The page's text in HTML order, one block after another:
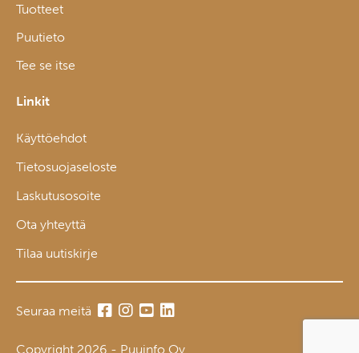
Tuotteet
Puutieto
Tee se itse
Linkit
Käyttöehdot
Tietosuojaseloste
Laskutusosoite
Ota yhteyttä
Tilaa uutiskirje
Seuraa meitä
Copyright 2026 - Puuinfo Oy